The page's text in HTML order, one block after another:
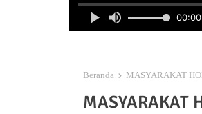
Beranda MASYARAKAT
MASYARAKAT